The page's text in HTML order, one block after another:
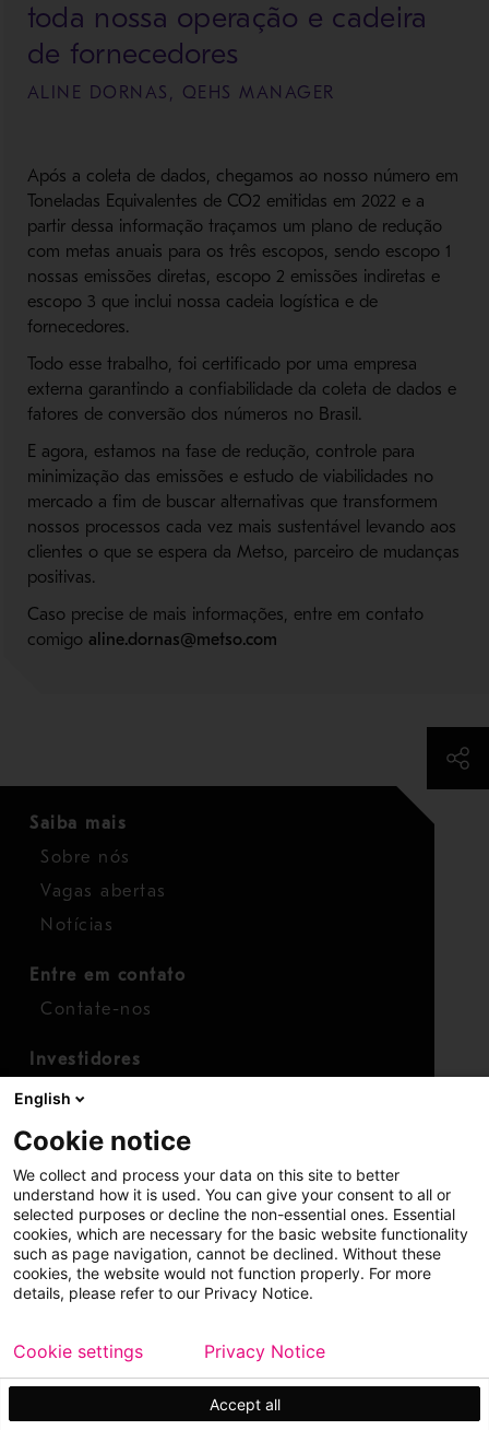
toda nossa operação e cadeira
de fornecedores
ALINE DORNAS, QEHS MANAGER
Após a coleta de dados, chegamos ao nosso número em
Toneladas Equivalentes de CO2 emitidas em 2022 e a
partir dessa informação traçamos um plano de redução
com metas anuais para os três escopos, sendo escopo 1
nossas emissões diretas, escopo 2 emissões indiretas e
escopo 3 que inclui nossa cadeia logística e de
fornecedores.
Todo esse trabalho, foi certificado por uma empresa
externa garantindo a confiabilidade da coleta de dados e
fatores de conversão dos números no Brasil.
E agora, estamos na fase de redução, controle para
minimização das emissões e estudo de viabilidades no
mercado a fim de buscar alternativas que transformem
nossos processos cada vez mais sustentável levando aos
clientes o que se espera da Metso, parceiro de mudanças
positivas.
Caso precise de mais informações, entre em contato
comigo aline.dornas@metso.com
Saiba mais
Sobre nós
Vagas abertas
Notícias
Entre em contato
Contate-nos
Investidores
Calendário para investidores
Finanças
Aviso legal
Política de privacidade
Marcas registradas
English
Cookie notice
We collect and process your data on this site to better
understand how it is used. You can give your consent to all or
selected purposes or decline the non-essential ones. Essential
cookies, which are necessary for the basic website functionality
such as page navigation, cannot be declined. Without these
cookies, the website would not function properly. For more
details, please refer to our Privacy Notice.
Accept all
Cookie settings Privacy Notice